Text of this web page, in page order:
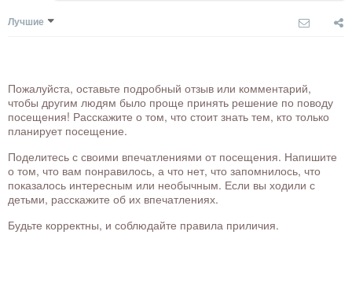
Лучшие
Пожалуйста, оставьте подробный отзыв или комментарий,
чтобы другим людям было проще принять решение по поводу
посещения! Расскажите о том, что стоит знать тем, кто только
планирует посещение.
Поделитесь с своими впечатлениями от посещения. Напишите
о том, что вам понравилось, а что нет, что запомнилось, что
показалось интересным или необычным. Если вы ходили с
детьми, расскажите об их впечатлениях.
Будьте корректны, и соблюдайте правила приличия.